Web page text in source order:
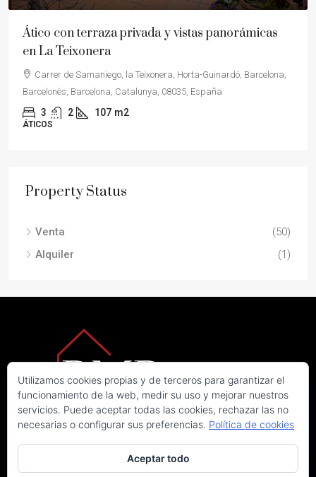
Ático con terraza privada y vistas panorámicas
en La Teixonera
Carrer de Samaniego, la Teixonera, Horta-Guinardó, Barcelona,
Barcelonès, Barcelona, Catalunya, 08035, España
3 2 107 m2
ÁTICOS
Property Status
Venta
(50)
Alquiler
(1)
Utilizamos cookies propias y de terceros para garantizar el
funcionamiento de la web, medir su uso y mejorar nuestros
servicios. Puede aceptar todas las cookies, rechazar las no
necesarias o configurar sus preferencias. Política de cookies
Aceptar todo